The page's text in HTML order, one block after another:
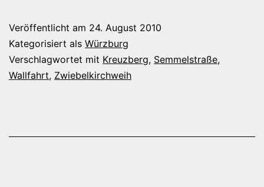
Veröffentlicht am 24. August 2010
Kategorisiert als Würzburg
Verschlagwortet mit Kreuzberg, Semmelstraße,
Wallfahrt, Zwiebelkirchweih